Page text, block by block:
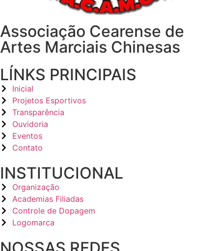
Associação Cearense de
Artes Marciais Chinesas
LÍNKS PRINCIPAIS
Inicial
Projetos Esportivos
Transparência
Ouvidoria
Eventos
Contato
INSTITUCIONAL
Organização
Academias Filiadas
Controle de Dopagem
Logomarca